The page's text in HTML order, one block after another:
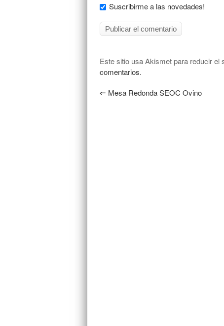
Suscribirme a las novedades!
Este sitio usa Akismet para reducir el
comentarios.
⇐ Mesa Redonda SEOC Ovino